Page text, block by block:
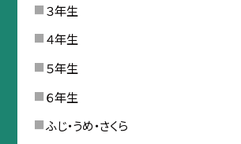
３年生
４年生
５年生
６年生
ふじ・うめ・さくら